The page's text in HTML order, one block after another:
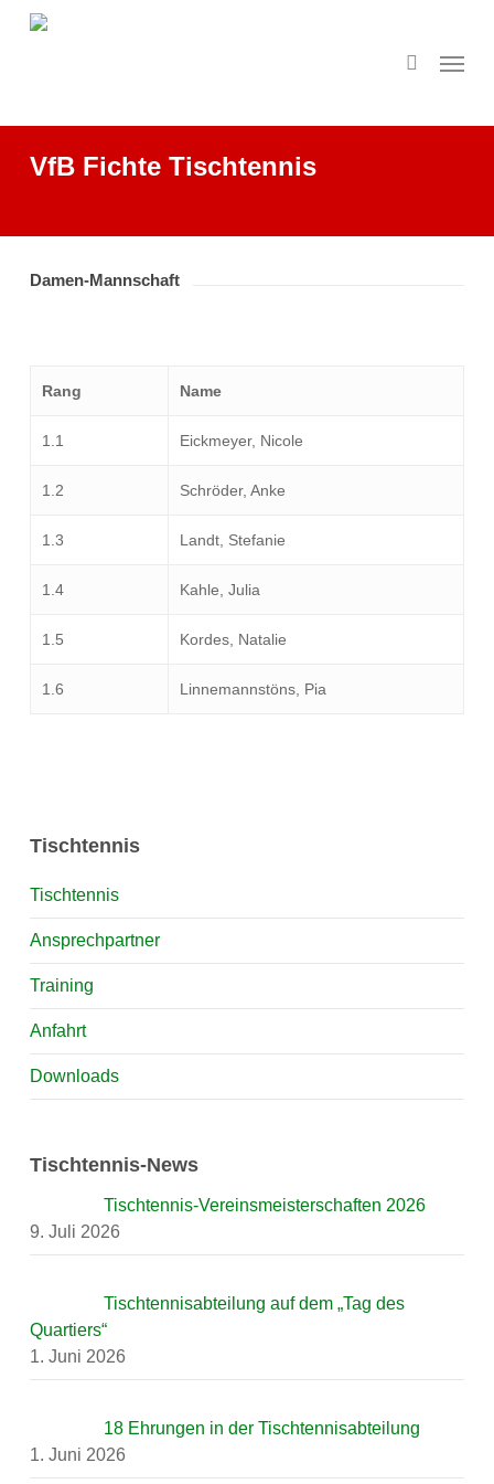
Skip
Menu
VfB Fichte Tischtennis
Damen-Mannschaft
Rang Name
1.1 Eickmeyer, Nicole
1.2 Schröder, Anke
1.3 Landt, Stefanie
1.4 Kahle, Julia
1.5 Kordes, Natalie
1.6 Linnemannstöns, Pia
Tischtennis
Tischtennis
Ansprechpartner
Training
Anfahrt
Downloads
Tischtennis-News
Tischtennis-Vereinsmeisterschaften 2026
9. Juli 2026
Tischtennisabteilung auf dem „Tag des
Quartiers“
1. Juni 2026
18 Ehrungen in der Tischtennisabteilung
1. Juni 2026